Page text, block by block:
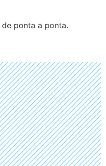
ponta a ponta.